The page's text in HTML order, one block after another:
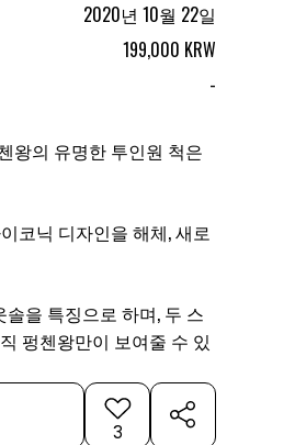
2020년 10월 22일
199,000 KRW
-
왕의 유명한 투인원 척은
코닉 디자인을 해체, 새로
을 특징으로 하며, 두 스
펑첸왕만이 보여줄 수 있
3